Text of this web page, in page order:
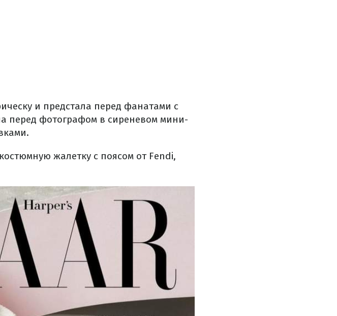
и предстала перед фанатами с
перед фотографом в сиреневом мини-
жалетку с поясом от Fendi,